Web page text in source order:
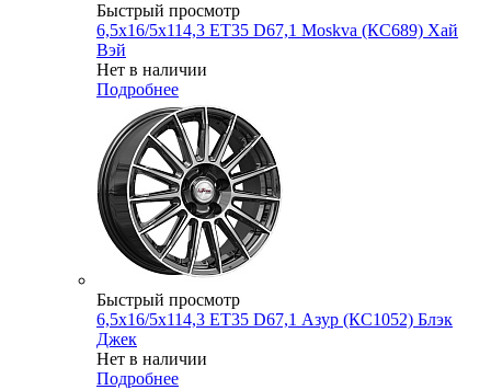
Быстрый просмотр
6,5x16/5x114,3 ET35 D67,1 Moskva (КС689) Хай
Вэй
Нет в наличии
Подробнее
Быстрый просмотр
6,5x16/5x114,3 ET35 D67,1 Азур (КС1052) Блэк
Джек
Нет в наличии
Подробнее